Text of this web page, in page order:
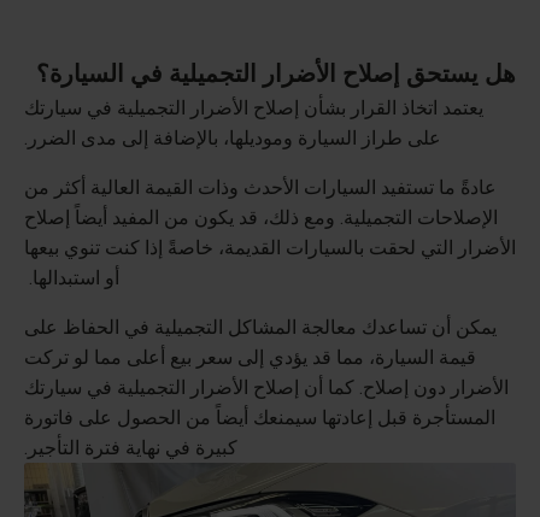
هل يستحق إصلاح الأضرار التجميلية في السيارة؟
يعتمد اتخاذ القرار بشأن إصلاح الأضرار التجميلية في سيارتك
على طراز السيارة وموديلها، بالإضافة إلى مدى الضرر.
عادةً ما تستفيد السيارات الأحدث وذات القيمة العالية أكثر من
الإصلاحات التجميلية. ومع ذلك، قد يكون من المفيد أيضاً إصلاح
الأضرار التي لحقت بالسيارات القديمة، خاصةً إذا كنت تنوي بيعها
أو استبدالها.
يمكن أن تساعدك معالجة المشاكل التجميلية في الحفاظ على
قيمة السيارة، مما قد يؤدي إلى سعر بيع أعلى مما لو تركت
الأضرار دون إصلاح. كما أن إصلاح الأضرار التجميلية في سيارتك
المستأجرة قبل إعادتها سيمنعك أيضاً من الحصول على فاتورة
كبيرة في نهاية فترة التأجير.